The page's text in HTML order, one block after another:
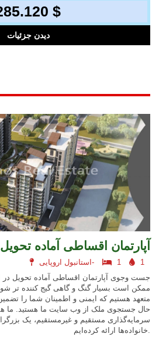
$
دیدن جزئیات
آپارتمان اقساطی آماده
استانبول اروپایی- 1
1
جست وجوی آپارتمان اقساطی آماده تحویل در
ممکن است بسیار گنگ و گاهی گیج‌ کننده‌ تر
متعهد هستیم که ایمنی و اطمینان شما را
حال جستجوی ملک از وب سایت ما هستید. ما
سرمایه‌گذاری مستقیم و غیرمستقیم، یک
خانواده‌ها ارائه کرده‌ایم.